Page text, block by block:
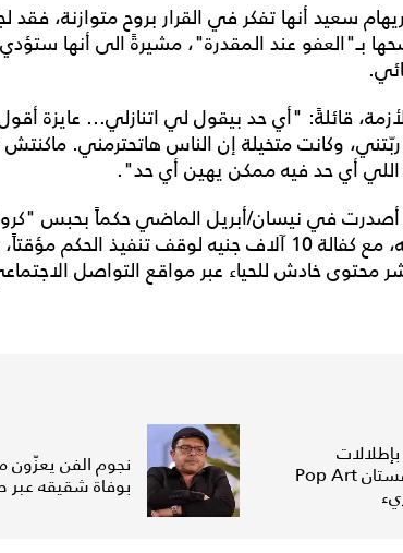
سعيد أنها تفكر في القرار بروح متوازنة، فقد
بـ"العفو عند المقدرة"، مشيرةً الى أنها
قائلةً: "أي حد بيقول لي اتنازلي... عايزة
ربّتني، وكانت متخيلة إن الناس هاتحترمني.
أي حد فيه ممكن يهين أي حد".
أصدرت في نيسان/أبريل الماضي حكماً بحبس
سنتين وتغريمه 100 ألف جنيه، مع كفالة 10 آلاف جنيه لوقف تنفيذ
خادش للحياء عبر مواقع التواصل
متناقضة... فستان Pop Art
نجوم الفن
بوفاة شقيقه عبر